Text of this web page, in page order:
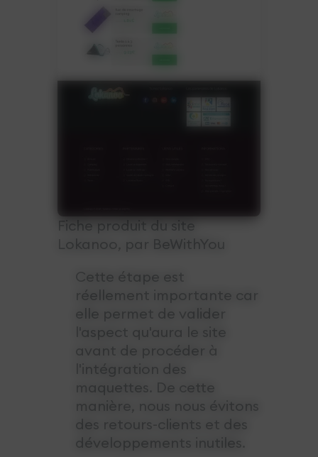
Fiche produit du site
Lokanoo, par BeWithYou
Cette étape est
réellement importante car
elle permet de valider
l'aspect qu'aura le site
avant de procéder à
l'intégration des
maquettes. De cette
manière, nous nous évitons
des retours-clients et des
développements inutiles.